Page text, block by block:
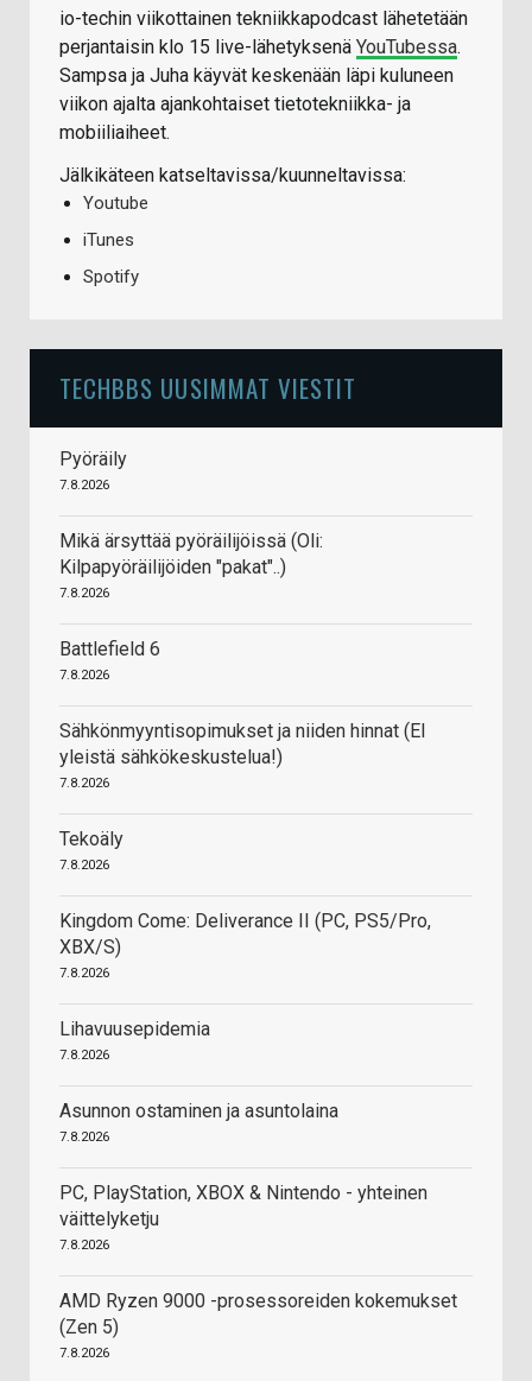
io-techin viikottainen tekniikkapodcast lähetetään
perjantaisin klo 15 live-lähetyksenä YouTubessa.
Sampsa ja Juha käyvät keskenään läpi kuluneen
viikon ajalta ajankohtaiset tietotekniikka- ja
mobiiliaiheet.
Jälkikäteen katseltavissa/kuunneltavissa:
Youtube
iTunes
Spotify
TECHBBS UUSIMMAT VIESTIT
Pyöräily
7.8.2026
Mikä ärsyttää pyöräilijöissä (Oli:
Kilpapyöräilijöiden "pakat"..)
7.8.2026
Battlefield 6
7.8.2026
Sähkönmyyntisopimukset ja niiden hinnat (EI
yleistä sähkökeskustelua!)
7.8.2026
Tekoäly
7.8.2026
Kingdom Come: Deliverance II (PC, PS5/Pro,
XBX/S)
7.8.2026
Lihavuusepidemia
7.8.2026
Asunnon ostaminen ja asuntolaina
7.8.2026
PC, PlayStation, XBOX & Nintendo - yhteinen
väittelyketju
7.8.2026
AMD Ryzen 9000 -prosessoreiden kokemukset
(Zen 5)
7.8.2026